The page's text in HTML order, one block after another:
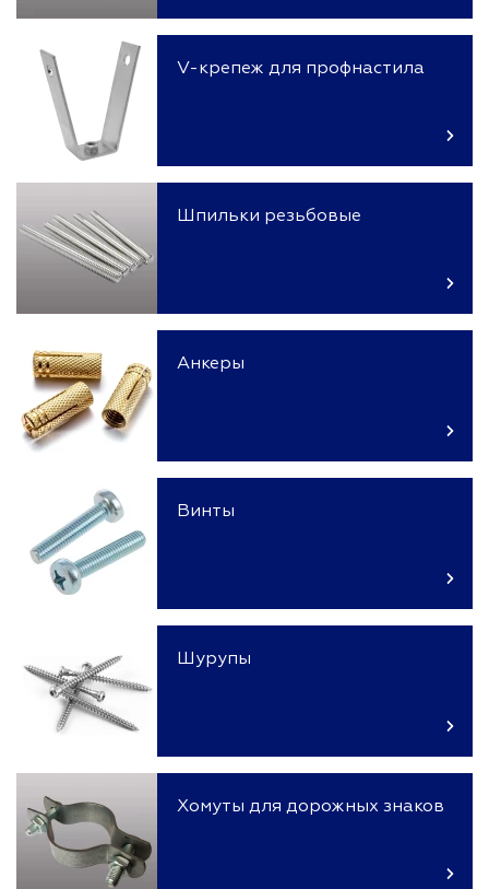
V-крепеж для профнастила
Шпильки резьбовые
Анкеры
Винты
Шурупы
Хомуты для дорожных знаков